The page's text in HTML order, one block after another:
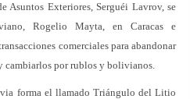
Asuntos Exteriores, Serguéi Lavrov, se
Rogelio Mayta, en Caracas e
comerciales para abandonar
cambiarlos por rublos y bolivianos.
forma el llamado Triángulo del Litio